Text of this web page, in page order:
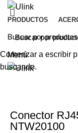
PRODUCTOS
Menú
Conector
NTW20100
Comenzar a escribir
buscando.